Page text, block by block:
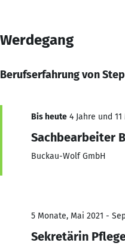
Werdegang
Berufserfahrung von
Bis heute 4 Jahre und
Sachbearbeiter
Buckau-Wolf GmbH
5 Monate, Mai 2021 -
Sekretärin